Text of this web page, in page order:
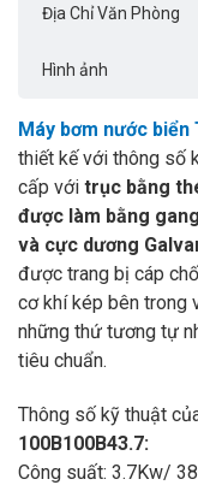
Địa Chỉ Văn Phòng
Hình ảnh
Máy bơm nước biển
thiết kế với thông số
cấp với trục bằng
được làm bằng
và cực dương
được trang bị cáp
cơ khí kép bên trong
những thứ tương tự
tiêu chuẩn.
Thông số kỹ thuật
100B100B43.7:
Công suất: 3.7Kw/